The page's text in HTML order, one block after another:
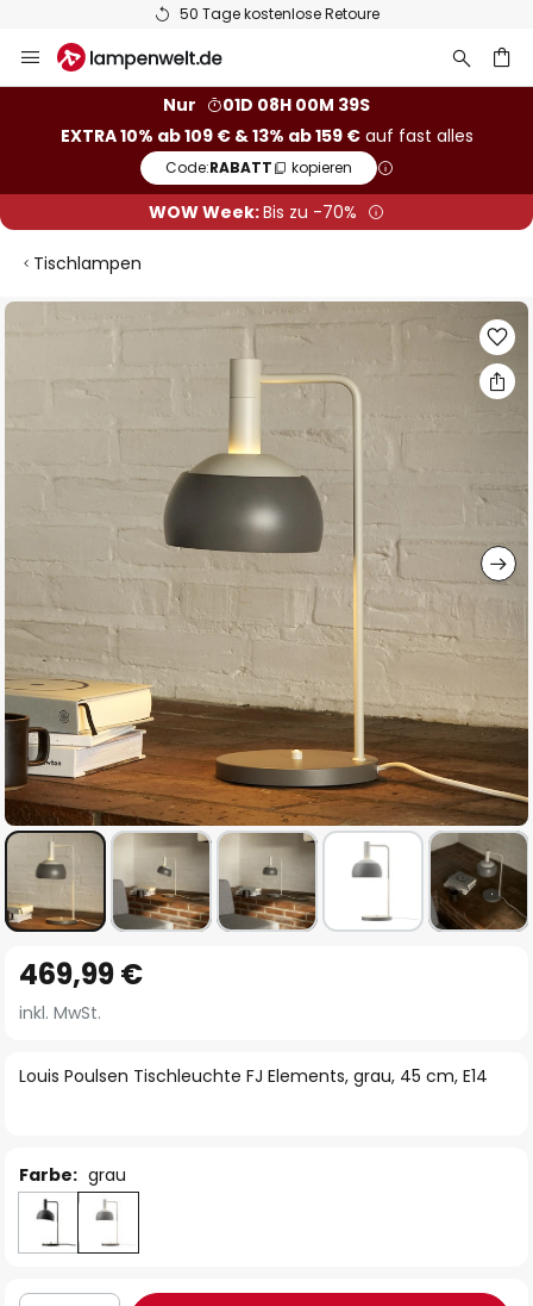
50 Tage kostenlose Retoure
Inhalt
Nur
01D 08H 00M 38S
EXTRA 10% ab 109 € & 13% ab 159 €auf fast alles
Code:RABATT kopieren
WOW Week:Bis zu -70%
Tischlampen
Zum
Bildgalerie
springen
Anfang
der
springen
Louis Poulsen Tischleuchte FJ Elements, grau, 45 cm, E14
469,99 €
inkl. MwSt.
Farbe: grau